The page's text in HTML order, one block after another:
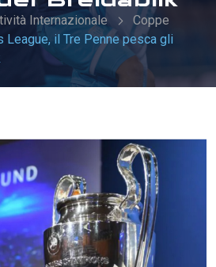
Internazionale
Coppe
League, il Tre Penne pesca gli